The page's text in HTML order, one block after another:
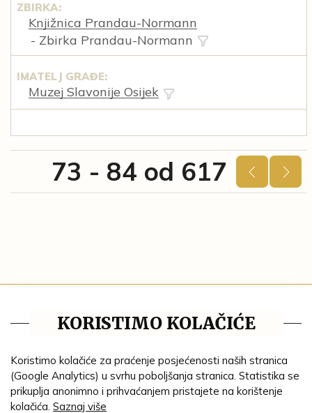
ZBIRKA:
Knjižnica Prandau-Normann
- Zbirka Prandau-Normann
IMATELJ GRAĐE:
Muzej Slavonije Osijek
73 - 84 od 617
Impresum
Ustanove
Lenta vremena
Genealogija
KORISTIMO KOLAČIĆE
Koristimo kolačiće za praćenje posjećenosti naših stranica
(Google Analytics) u svrhu poboljšanja stranica. Statistika se
prikuplja anonimno i prihvaćanjem pristajete na korištenje
kolačića. Saznaj više